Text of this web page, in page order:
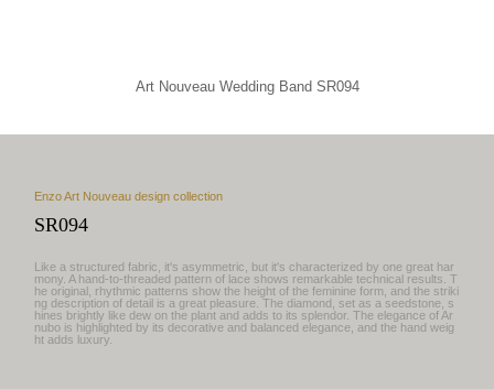
Art Nouveau Wedding Band SR094
Enzo Art Nouveau design collection
SR094
Like a structured fabric, it's asymmetric, but it's characterized by one great har
mony. A hand-to-threaded pattern of lace shows remarkable technical results. T
he original, rhythmic patterns show the height of the feminine form, and the striki
ng description of detail is a great pleasure. The diamond, set as a seedstone, s
hines brightly like dew on the plant and adds to its splendor. The elegance of Ar
nubo is highlighted by its decorative and balanced elegance, and the hand weig
ht adds luxury.